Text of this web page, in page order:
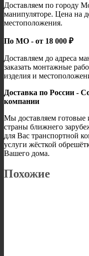
Доставляем по городу
манипуляторе. Цена на
местоположения.
По МО - от 18 000 ₽
Доставляем до адреса
заказать монтажные
изделия и
Доставка по России -
компании
Мы доставляем готовые
страны ближнего
для Вас транспортной
услуги жёсткой
Вашего дома.
Похожие